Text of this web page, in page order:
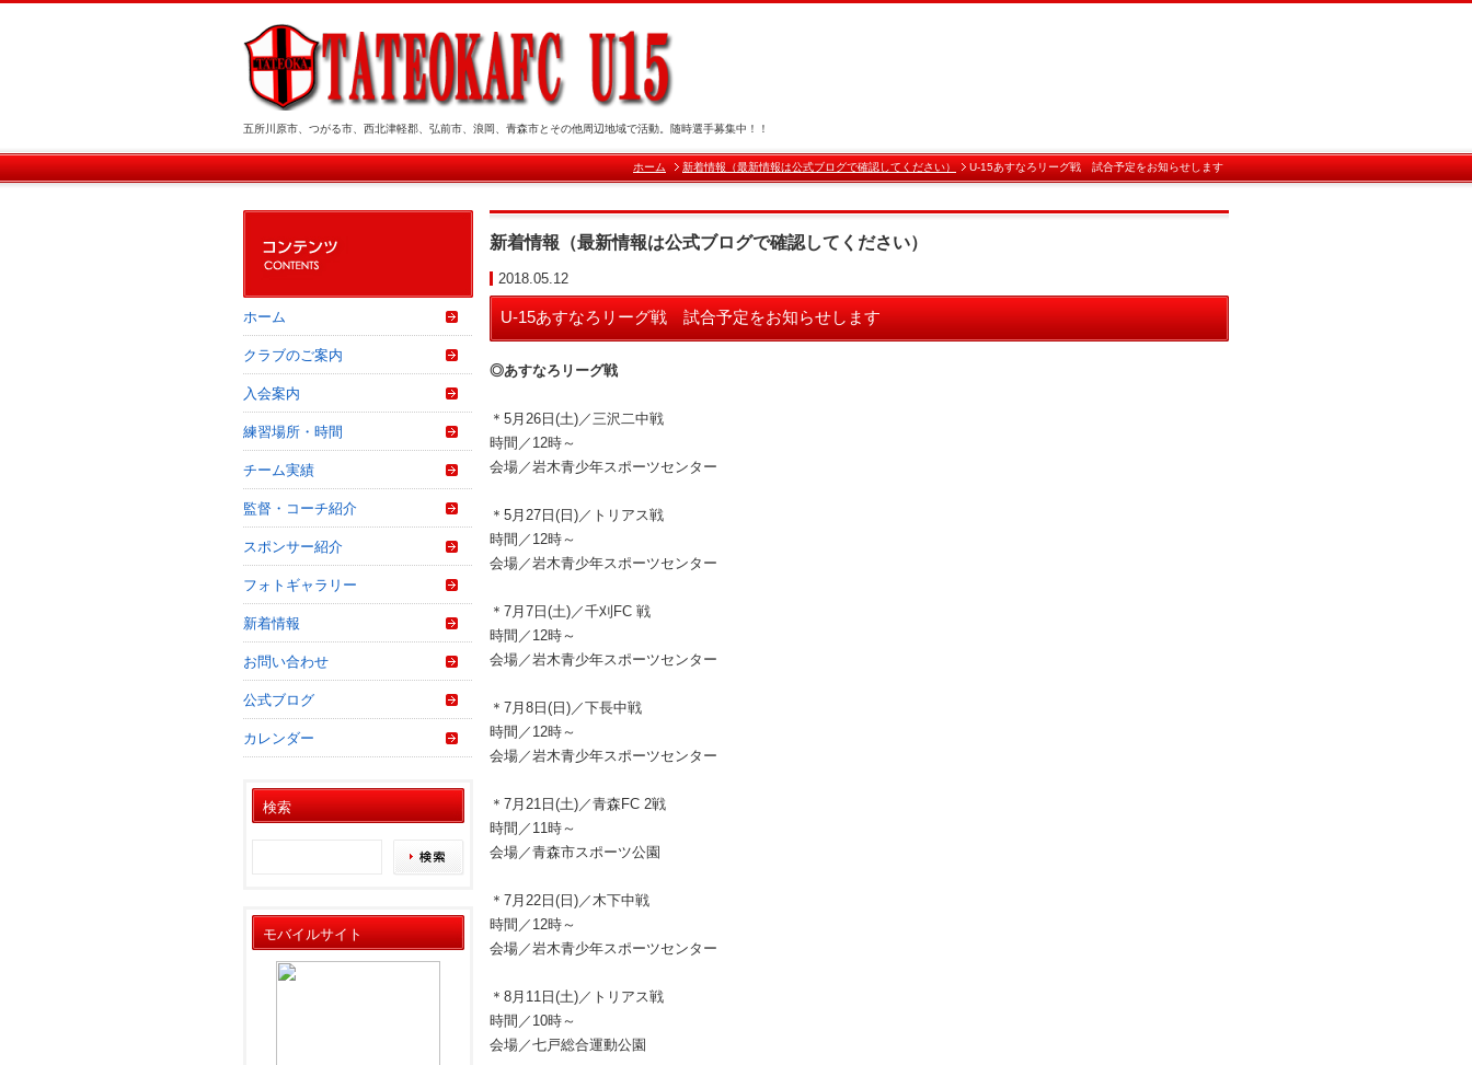
五所川原市、つがる市、西北津軽郡、弘前市、浪岡、青森市とその他周辺地域で活動。随時選手募集中！！
ホーム 新着情報（最新情報は公式ブログで確認してください） U-15あすなろリーグ戦 試合予定をお知らせします
新着情報（最新情報は公式ブログで確認してください）
2018.05.12
U-15あすなろリーグ戦 試合予定をお知らせします
◎あすなろリーグ戦
＊5月26日(土)／三沢二中戦
時間／12時～
会場／岩木青少年スポーツセンター
＊5月27日(日)／トリアス戦
時間／12時～
会場／岩木青少年スポーツセンター
＊7月7日(土)／千刈FC 戦
時間／12時～
会場／岩木青少年スポーツセンター
＊7月8日(日)／下長中戦
時間／12時～
会場／岩木青少年スポーツセンター
＊7月21日(土)／青森FC 2戦
時間／11時～
会場／青森市スポーツ公園
＊7月22日(日)／木下中戦
時間／12時～
会場／岩木青少年スポーツセンター
＊8月11日(土)／トリアス戦
時間／10時～
会場／七戸総合運動公園
ホーム
クラブのご案内
入会案内
練習場所・時間
チーム実績
監督・コーチ紹介
スポンサー紹介
フォトギャラリー
新着情報
お問い合わせ
公式ブログ
カレンダー
検索
モバイルサイト